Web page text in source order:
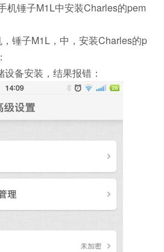
机锤子M1L中安装Charles的pem
锤子M1L，中，安装Charles的p
备安装，结果报错：